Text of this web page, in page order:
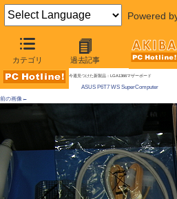
Powered
カテゴリ 過去記事
AKIBA PC Hotline!
PCIe x16が7本あるLGA1366マザーがASUS
今週見つけた新製品：LGA1366マザーボード
ASUS P6T7 WS SuperComputer
前の画像←